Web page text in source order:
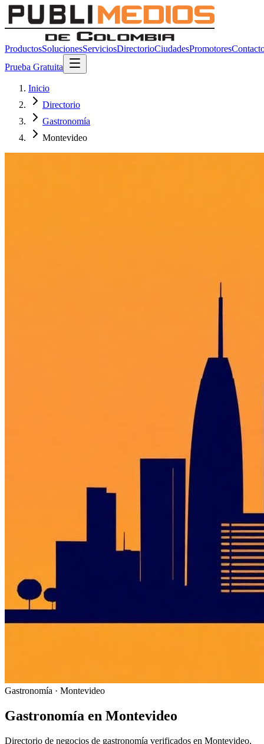
ProductosSolucionesServiciosDirectorioCiudadesPromotores
Prueba Gratuita
Inicio
Directorio
Gastronomía
Montevideo
Gastronomía · Montevideo
Gastronomía en Montevideo
Directorio de negocios de gastronomía verificados en Montevideo,